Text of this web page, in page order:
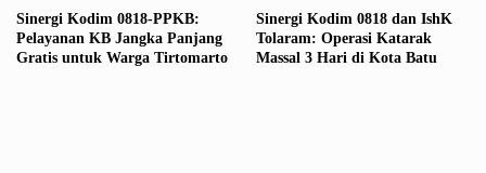
Sinergi Kodim 0818-PPKB:
Pelayanan KB Jangka Panjang
Gratis untuk Warga Tirtomarto
Sinergi Kodim 0818 dan IshK
Tolaram: Operasi Katarak
Massal 3 Hari di Kota Batu